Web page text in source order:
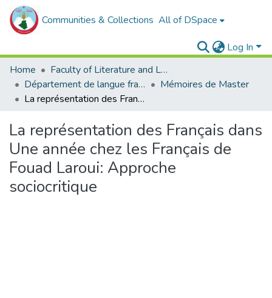
Communities & Collections All of DSpace
Log In
Home
Faculty of Literature and Languages
Département de langue française
Mémoires de Master
La représentation des Français dans Une année chez les Français de Fouad Laroui: Approche sociocritique
La représentation des Français dans
Une année chez les Français de
Fouad Laroui: Approche
sociocritique